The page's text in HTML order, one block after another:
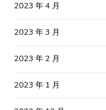
2023 年 4 月
2023 年 3 月
2023 年 2 月
2023 年 1 月